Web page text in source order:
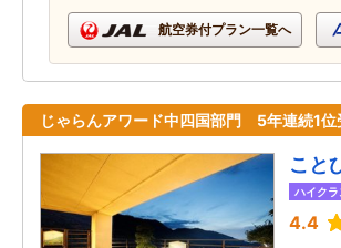
航空券付プラン一覧へ
じゃらんアワード中四国部門 5年連続1
こと
ハイクラ
4.4